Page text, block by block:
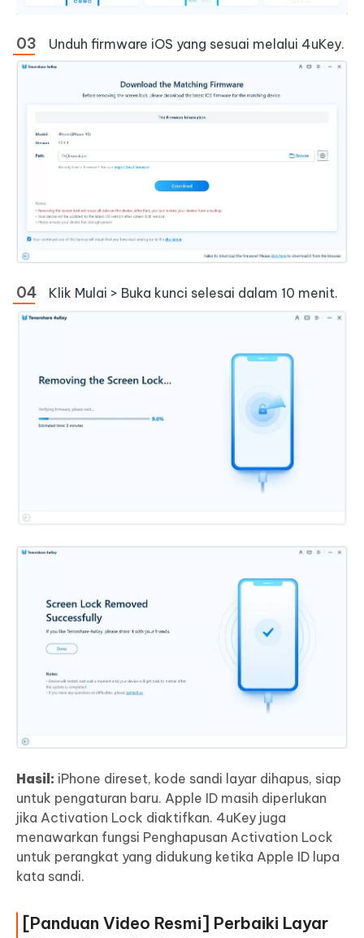
Unduh firmware iOS yang sesuai melalui 4uKey.
Klik Mulai > Buka kunci selesai dalam 10 menit.
Hasil: iPhone direset, kode sandi layar dihapus, siap
untuk pengaturan baru. Apple ID masih diperlukan
jika Activation Lock diaktifkan. 4uKey juga
menawarkan fungsi Penghapusan Activation Lock
untuk perangkat yang didukung ketika Apple ID lupa
kata sandi.
[Panduan Video Resmi] Perbaiki Layar